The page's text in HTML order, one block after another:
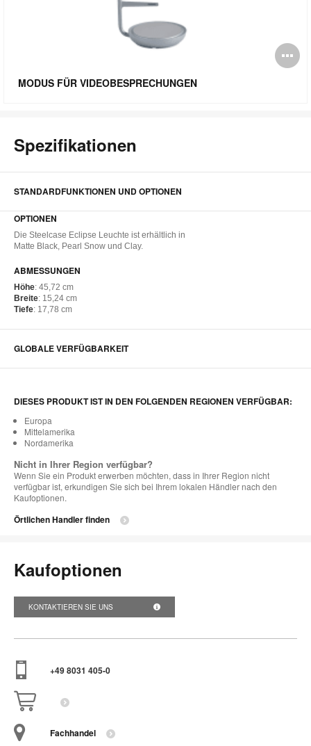
MODUS FÜR VIDEOBESPRECHUNGEN
Spezifikationen
STANDARDFUNKTIONEN UND OPTIONEN
OPTIONEN
Die Steelcase Eclipse Leuchte ist erhältlich in
Matte Black, Pearl Snow und Clay.
ABMESSUNGEN
Höhe: 45,72 cm
Breite: 15,24 cm
Tiefe: 17,78 cm
GLOBALE VERFÜGBARKEIT
DIESES PRODUKT IST IN DEN FOLGENDEN REGIONEN VERFÜGBAR:
Europa
Mittelamerika
Nordamerika
Nicht in Ihrer Region verfügbar?
Wenn Sie ein Produkt erwerben möchten, dass in Ihrer Region nicht
verfügbar ist, erkundigen Sie sich bei Ihrem lokalen Händler nach den
Kaufoptionen.
Örtlichen Handler finden
Kaufoptionen
KONTAKTIEREN SIE UNS
+49 8031 405-0
Fachhandel